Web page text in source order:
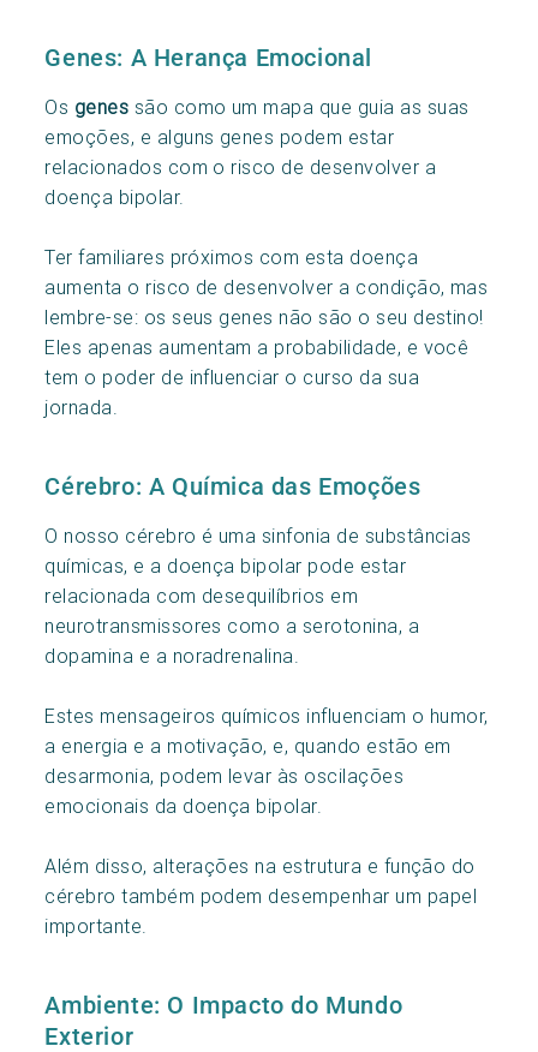
Genes: A Herança Emocional
Os genes são como um mapa que guia as suas
emoções, e alguns genes podem estar
relacionados com o risco de desenvolver a
doença bipolar.
Ter familiares próximos com esta doença
aumenta o risco de desenvolver a condição, mas
lembre-se: os seus genes não são o seu destino!
Eles apenas aumentam a probabilidade, e você
tem o poder de influenciar o curso da sua
jornada.
Cérebro: A Química das Emoções
O nosso cérebro é uma sinfonia de substâncias
químicas, e a doença bipolar pode estar
relacionada com desequilíbrios em
neurotransmissores como a serotonina, a
dopamina e a noradrenalina.
Estes mensageiros químicos influenciam o humor,
a energia e a motivação, e, quando estão em
desarmonia, podem levar às oscilações
emocionais da doença bipolar.
Além disso, alterações na estrutura e função do
cérebro também podem desempenhar um papel
importante.
Ambiente: O Impacto do Mundo
Exterior